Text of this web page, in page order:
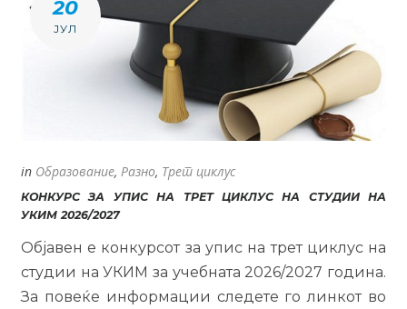
20
ЈУЛ
in Образование, Разно, Трет циклус
КОНКУРС ЗА УПИС НА ТРЕТ ЦИКЛУС НА СТУДИИ НА
УКИМ 2026/2027
Објавен е конкурсот за упис на трет циклус на
студии на УКИМ за учебната 2026/2027 година.
За повеќе информации следете го линкот во